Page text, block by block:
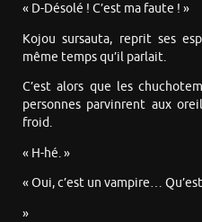
« D-Désolé ! C’est ma faute ! »
Kojou sursauta, reprit ses
même temps qu’il parlait.
C’est alors que les
personnes parvinrent aux
froid.
« H-hé. »
« Oui, c’est un vampire…
»